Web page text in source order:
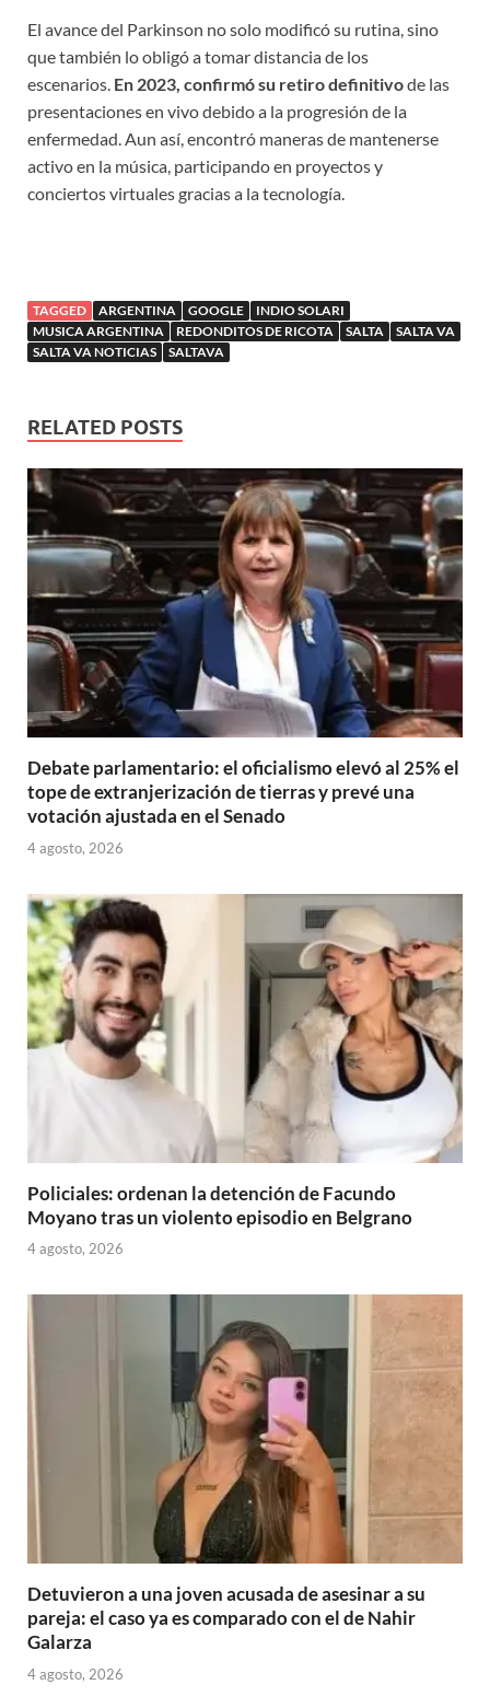
El avance del Parkinson no solo modificó su rutina, sino
que también lo obligó a tomar distancia de los
escenarios. En 2023, confirmó su retiro definitivode las
presentaciones en vivo debido a la progresión de la
enfermedad. Aun así, encontró maneras de mantenerse
activo en la música, participando en proyectos y
conciertos virtuales gracias a la tecnología.
TAGGED ARGENTINA GOOGLE
INDIO SOLARI
MUSICA ARGENTINA
REDONDITOS DE RICOTA SALTA
SALTA VA
SALTA VA NOTICIAS
SALTAVA
RELATED POSTS
Debate parlamentario: el oficialismo elevó al 25% el
tope de extranjerización de tierras y prevé una
votación ajustada en el Senado
4 agosto, 2026
Policiales: ordenan la detención de Facundo
Moyano tras un violento episodio en Belgrano
4 agosto, 2026
Detuvieron a una joven acusada de asesinar a su
pareja: el caso ya es comparado con el de Nahir
Galarza
4 agosto, 2026